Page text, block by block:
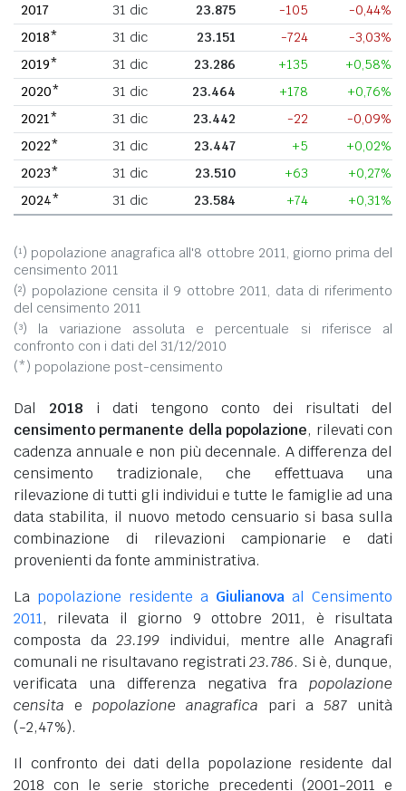
2017
31 dic 23.875 -105
-0,44%
2018*
31 dic 23.151 -724
-3,03%
2019*
31 dic 23.286 +135 +0,58%
2020*
31 dic 23.464 +178
+0,76%
2021*
31 dic 23.442 -22
-0,09%
2022*
31 dic 23.447 +5
+0,02%
2023*
31 dic 23.510 +63
+0,27%
2024*
31 dic 23.584 +74 +0,31%
(¹) popolazione anagrafica all'8 ottobre 2011, giorno prima del
censimento 2011
(²) popolazione censita il 9 ottobre 2011, data di riferimento
del censimento 2011
(³) la variazione assoluta e percentuale si riferisce al
confronto con i dati del 31/12/2010
(*) popolazione post-censimento
Dal 2018 i dati tengono conto dei risultati del
censimento permanente della popolazione, rilevati con
cadenza annuale e non più decennale. A differenza del
censimento tradizionale, che effettuava una
rilevazione di tutti gli individui e tutte le famiglie ad una
data stabilita, il nuovo metodo censuario si basa sulla
combinazione di rilevazioni campionarie e dati
provenienti da fonte amministrativa.
La popolazione residente a Giulianova al Censimento
2011, rilevata il giorno 9 ottobre 2011, è risultata
composta da23.199 individui, mentre alle Anagrafi
comunali ne risultavano registrati 23.786. Si è, dunque,
verificata una differenza negativa fra popolazione
censita e popolazione anagrafica pari a 587 unità
(-2,47%).
Il confronto dei dati della popolazione residente dal
2018 con le serie storiche precedenti (2001-2011 e